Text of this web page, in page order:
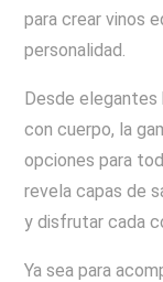
para crear vinos
personalidad.
Desde
con cuerpo, la
opciones para
revela capas de
y disfrutar cada
Ya sea para